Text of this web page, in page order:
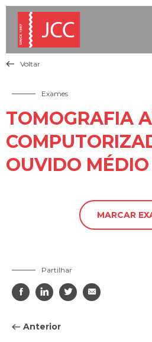
 Voltar
Exames
TOMOGRAFIA
OUVIDO MÉDIO
MARCAR
Partilhar
   
Anterior